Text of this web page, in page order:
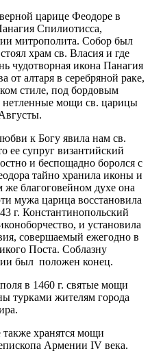
царице Феодоре в
Спилиотисса,
митрополита. Собор был
храм св. Власия и где
чудотворная икона Панагия
алтаря в серебряной раке,
стиле, под бордовым
нетленные мощи св. царицы
к Богу явила нам св.
ее супруг византийский
и беспощадно боролся с
тайно хранила иконы и
благоговейном духе она
мужа царица восстановила
г. Константинопольский
и установила
совершаемый ежегодно в
Поста. Соблазну
был положен конец.
в 1460 г. святые мощи
турками жителям города
хранятся мощи
Армении IV века.